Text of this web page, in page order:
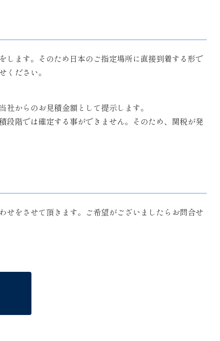
します。そのため日本のご指定場所に直接到着する形で
ださい。
からのお見積金額として提示します。
階では確定する事ができません。そのため、関税が発
をさせて頂きます。ご希望がございましたらお問合せ